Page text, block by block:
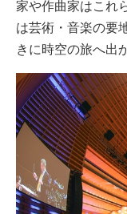
家や作曲家はこれ
は芸術・音楽の要
きに時空の旅へ出